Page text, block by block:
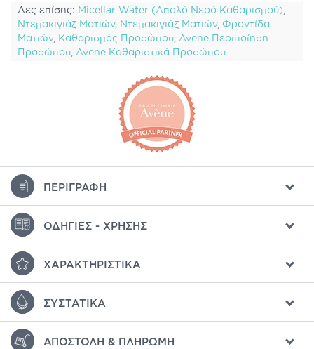
Δες επίσης: Micellar Water (Απαλό Νερό Καθαρισμού),
Ντεμακιγιάζ Ματιών, Ντεμακιγιάζ Ματιών, Φροντίδα
Ματιών, Καθαρισμός Προσώπου, Avene Περιποίηση
Προσώπου, Avene Καθαριστικά Προσώπου
ΠΕΡΙΓΡΑΦΉ
ΟΔΗΓΊΕΣ - ΧΡΉΣΗΣ
ΧΑΡΑΚΤΗΡΙΣΤΙΚΆ
ΣΥΣΤΑΤΙΚΆ
ΑΠΟΣΤΟΛΉ & ΠΛΗΡΩΜΉ